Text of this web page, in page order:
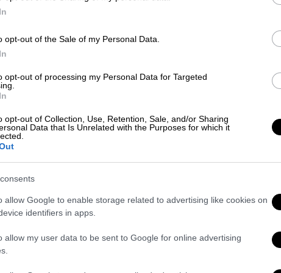
opt-out of the Sale of my Personal Data.
opt-out of processing my Personal Data for Targeted
opt-out of Collection, Use, Retention, Sale, and/or Sharing
Data that Is Unrelated with the Purposes for which it
allow Google to enable storage related to advertising like cookies on
identifiers in apps.
allow my user data to be sent to Google for online advertising
ζυμώσετε τον κιμά στο σχήμα που
να τα βουτάτε κάθε τόσο σε κρύο
Πριν ξεκινήσετε το ζύμωμα, βυθίστε
τόσο κατά τη διάρκεια της διαδικασίας.
απώθησης» που εμποδίζει το μείγμα να
δάχτυλά σας.